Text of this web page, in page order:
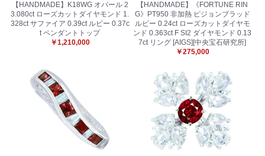
【HANDMADE】K18WG オパール 2
3.080ct ローズカットダイヤモンド 1.
328ct サファイア 0.39ct ルビー 0.37c
t ペンダントトップ
￥1,210,000
【HANDMADE】《FORTUNE RIN
G》PT950 非加熱 ピジョンブラッド
ルビー 0.24ct ローズカットダイヤモ
ンド 0.363ct F SI2 ダイヤモンド 0.13
7ct リング [AIGS][中央宝石研究所]
￥275,000